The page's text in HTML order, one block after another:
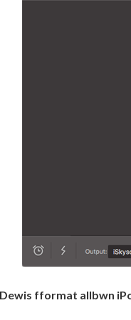
Dewis fformat allbwn